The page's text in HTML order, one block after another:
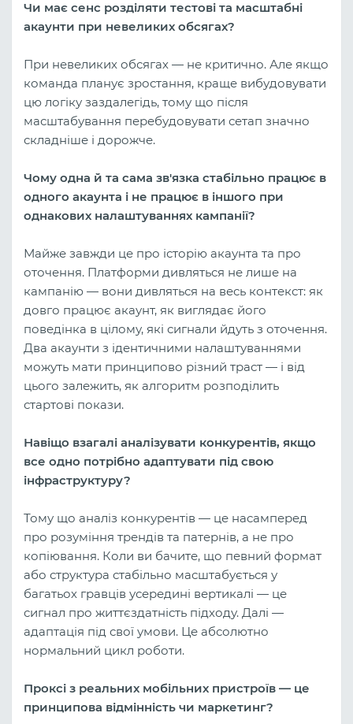
Чи має сенс розділяти тестові та масштабні
акаунти при невеликих обсягах?
При невеликих обсягах — не критично. Але якщо
команда планує зростання, краще вибудовувати
цю логіку заздалегідь, тому що після
масштабування перебудовувати сетап значно
складніше і дорожче.
Чому одна й та сама зв'язка стабільно працює в
одного акаунта і не працює в іншого при
однакових налаштуваннях кампанії?
Майже завжди це про історію акаунта та про
оточення. Платформи дивляться не лише на
кампанію — вони дивляться на весь контекст: як
довго працює акаунт, як виглядає його
поведінка в цілому, які сигнали йдуть з оточення.
Два акаунти з ідентичними налаштуваннями
можуть мати принципово різний траст — і від
цього залежить, як алгоритм розподілить
стартові покази.
Навіщо взагалі аналізувати конкурентів, якщо
все одно потрібно адаптувати під свою
інфраструктуру?
Тому що аналіз конкурентів — це насамперед
про розуміння трендів та патернів, а не про
копіювання. Коли ви бачите, що певний формат
або структура стабільно масштабується у
багатьох гравців усередині вертикалі — це
сигнал про життєздатність підходу. Далі —
адаптація під свої умови. Це абсолютно
нормальний цикл роботи.
Проксі з реальних мобільних пристроїв — це
принципова відмінність чи маркетинг?